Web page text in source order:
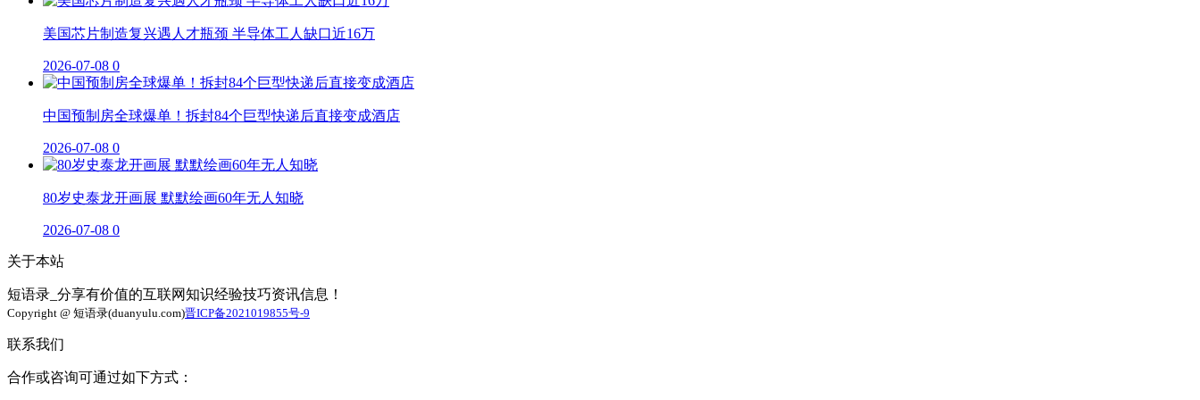
美国芯片制造复兴遇人才瓶颈 半导体工人缺口近16万
2026-07-08 0
中国预制房全球爆单！拆封84个巨型快递后直接变成酒店
2026-07-08 0
80岁史泰龙开画展 默默绘画60年无人知晓
2026-07-08 0
关于本站
短语录_分享有价值的互联网知识经验技巧资讯信息！
Copyright @ 短语录(duanyulu.com)晋ICP备2021019855号-9
联系我们
合作或咨询可通过如下方式：